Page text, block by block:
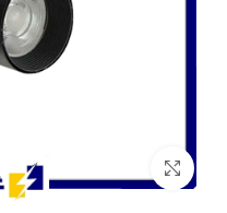
برای بزرگنمایی کلیک کنید